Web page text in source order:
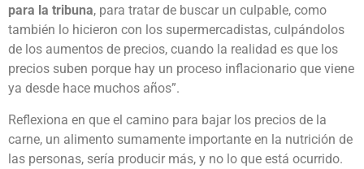
para la tribuna, para tratar de buscar un culpable, como
también lo hicieron con los supermercadistas, culpándolos
de los aumentos de precios, cuando la realidad es que los
precios suben porque hay un proceso inflacionario que viene
ya desde hace muchos años”.
Reflexiona en que el camino para bajar los precios de la
carne, un alimento sumamente importante en la nutrición de
las personas, sería producir más, y no lo que está ocurrido.